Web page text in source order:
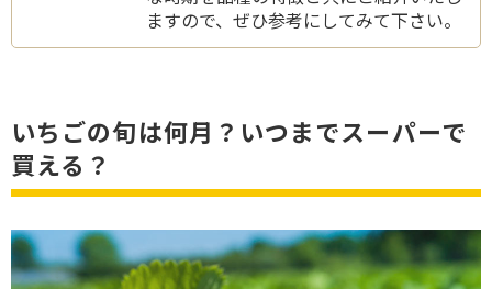
ますので、ぜひ参考にしてみて下さい。
いちごの旬は何月？いつまでスーパーで
買える？